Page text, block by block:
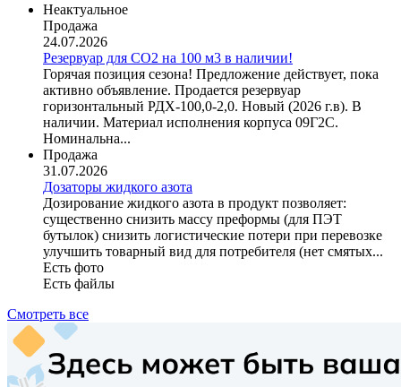
Неактуальное
Продажа
24.07.2026
Резервуар для СО2 на 100 м3 в наличии!
Горячая позиция сезона! Предложение действует, пока
активно объявление. Продается резервуар
горизонтальный РДХ-100,0-2,0. Новый (2026 г.в). В
наличии. Материал исполнения корпуса 09Г2С.
Номинальна...
Продажа
31.07.2026
Дозаторы жидкого азота
Дозирование жидкого азота в продукт позволяет:
существенно снизить массу преформы (для ПЭТ
бутылок) снизить логистические потери при перевозке
улучшить товарный вид для потребителя (нет смятых...
Есть фото
Есть файлы
Смотреть все